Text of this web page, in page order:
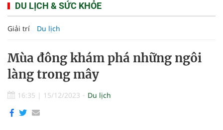
DU LỊCH & SỨC KHỎE
Giải trí Du lịch
Mùa đông khám phá những ngôi
làng trong mây
16:35 | 15/12/2023 Du lịch